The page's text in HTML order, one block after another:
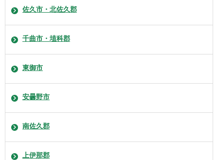
佐久市・北佐久郡
千曲市・埴科郡
東御市
安曇野市
南佐久郡
上伊那郡